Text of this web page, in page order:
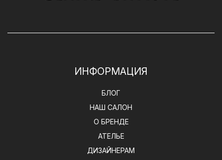
ИНФОРМАЦИЯ
БЛОГ
НАШ САЛОН
О БРЕНДЕ
АТЕЛЬЕ
ДИЗАЙНЕРАМ